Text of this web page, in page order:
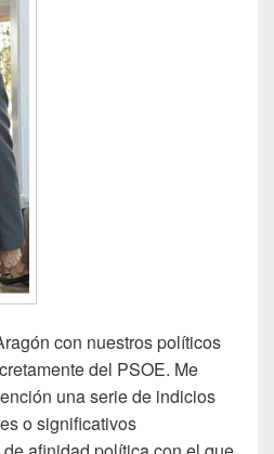
con nuestros políticos
del PSOE. Me
una serie de indicios
o significativos